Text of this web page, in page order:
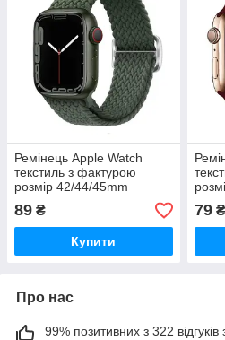
Ремінець Apple Watch
текстиль з фактурою
розмір 42/44/45mm
89 ₴
Купити
79₴
Про нас
99% позитивних з 322 відгуків